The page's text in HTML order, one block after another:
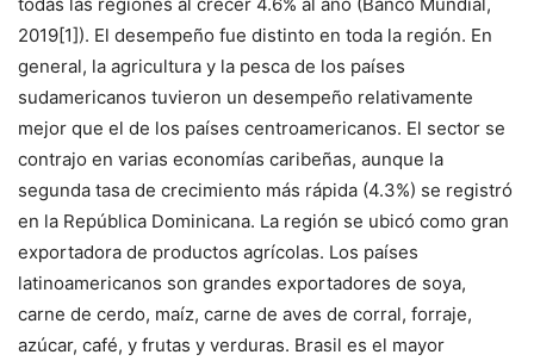
2019[1]). El desempeño fue distinto en toda la región. En
general, la agricultura y la pesca de los países
sudamericanos tuvieron un desempeño relativamente
mejor que el de los países centroamericanos. El sector se
contrajo en varias economías caribeñas, aunque la
segunda tasa de crecimiento más rápida (4.3%) se registró
en la República Dominicana. La región se ubicó como gran
exportadora de productos agrícolas. Los países
latinoamericanos son grandes exportadores de soya,
carne de cerdo, maíz, carne de aves de corral, forraje,
azúcar, café, y frutas y verduras. Brasil es el mayor